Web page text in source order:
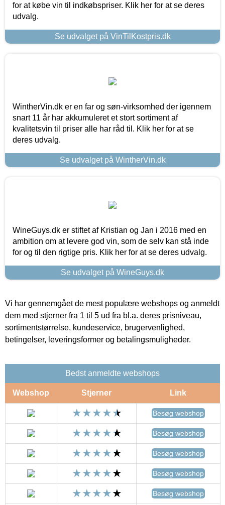
for at købe vin til indkøbspriser. Klik her for at se deres
udvalg.
Se udvalget på VinTilKostpris.dk
WintherVin.dk er en far og søn-virksomhed der igennem
snart 11 år har akkumuleret et stort sortiment af
kvalitetsvin til priser alle har råd til. Klik her for at se
deres udvalg.
Se udvalget på WintherVin.dk
WineGuys.dk er stiftet af Kristian og Jan i 2016 med en
ambition om at levere god vin, som de selv kan stå inde
for og til den rigtige pris. Klik her for at se deres udvalg.
Se udvalget på WineGuys.dk
Vi har gennemgået de mest populære webshops og anmeldt
dem med stjerner fra 1 til 5 ud fra bl.a. deres prisniveau,
sortimentstørrelse, kundeservice, brugervenlighed,
betingelser, leveringsformer og betalingsmuligheder.
Bedst anmeldte webshops
Webshop Stjerner Link
Besøg webshop
Besøg webshop
Besøg webshop
Besøg webshop
Besøg webshop